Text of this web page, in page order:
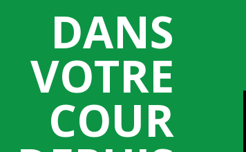
DANS
VOTRE
COUR